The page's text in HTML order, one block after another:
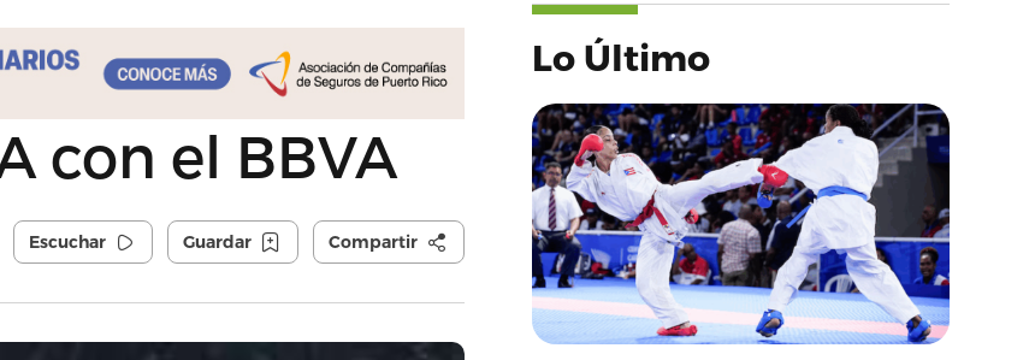
con el BBVA
Escuchar Guardar Compartir
Lo Último